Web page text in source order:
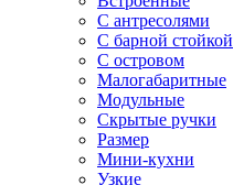
С антресолями
С барной стойкой
С островом
Малогабаритные
Модульные
Скрытые ручки
Размер
Мини-кухни
Узкие